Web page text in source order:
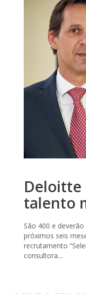
talento
São 400 e
próximos seis
recrutamento
consultora...